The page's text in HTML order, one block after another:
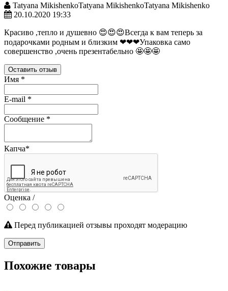
Tatyana MikishenkoTatyana MikishenkoTatyana Mikishenko
20.10.2020 19:33
Красиво ,тепло и душевно 😍😍😍Всегда к вам теперь за
подарочками родным и близким ❤❤❤Упаковка само
совершенство ,очень презентабельно 🤩🤩🤩
Оставить отзыв
Имя *
E-mail *
Сообщение *
Капча*
Оценка /
Перед публикацией отзывы проходят модерацию
Отправить
Похожие товары